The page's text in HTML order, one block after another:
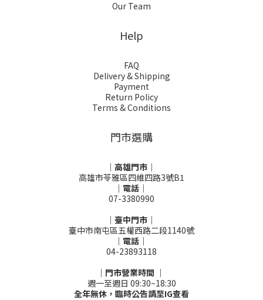
Our Team
Help
FAQ
Delivery & Shipping
Payment
Return Policy
Terms & Conditions
門市選購
｜高雄門市｜
高雄市苓雅區四維四路3號B1
｜電話｜
07-3380990
｜臺中門市｜
臺中市南屯區五權西路二段1140號
｜電話｜
04-23893118
｜門市營業時間 ｜
週一至週日 09:30~18:30
全年無休，臨時公告請至IG查看